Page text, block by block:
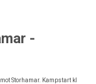
-
Storhamar. Kampstart kl